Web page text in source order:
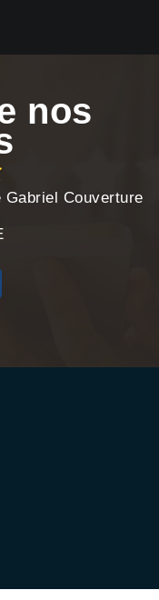
nos
Couverture